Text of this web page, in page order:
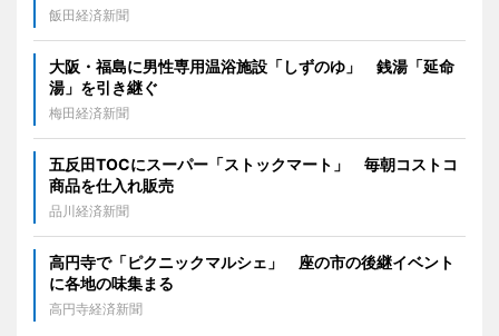
飯田経済新聞
大阪・福島に男性専用温浴施設「しずのゆ」 銭湯「延命
湯」を引き継ぐ
梅田経済新聞
五反田TOCにスーパー「ストックマート」 毎朝コストコ
商品を仕入れ販売
品川経済新聞
高円寺で「ピクニックマルシェ」 座の市の後継イベント
に各地の味集まる
高円寺経済新聞